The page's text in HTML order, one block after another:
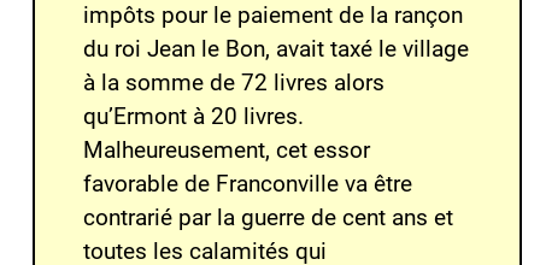
impôts pour le paiement de la rançon
du roi Jean le Bon, avait taxé le village
à la somme de 72 livres alors
qu’Ermont à 20 livres.
Malheureusement, cet essor
favorable de Franconville va être
contrarié par la guerre de cent ans et
toutes les calamités qui